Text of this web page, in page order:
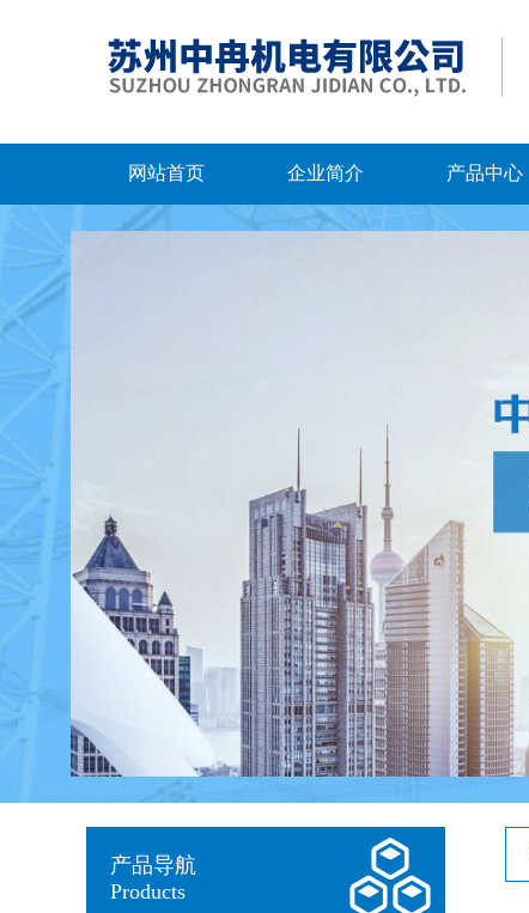
网站首页 企业简介 产品中心
产品导航
Products